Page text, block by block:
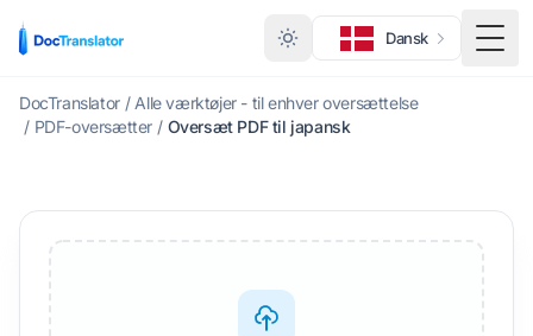
Dansk
Skift
DocTranslator / Alle værktøjer - til enhver oversættelse
/ PDF-oversætter / Oversæt PDF til japansk